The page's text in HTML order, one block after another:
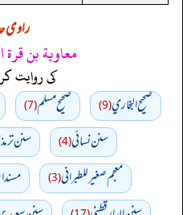
راوی
معاوية بن قرة
کی روایت
صحيح البخاري(9) صحيح مسلم(7)
سنن نسائي(4) سنن
معجم صغير للطبراني(3) مسند